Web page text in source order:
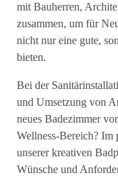
mit Bauherren,
zusammen, um für
nicht nur eine gute,
bieten.
Bei der
und Umsetzung von
neues Badezimmer
Wellness-Bereich? Im
unserer kreativen
Wünsche und